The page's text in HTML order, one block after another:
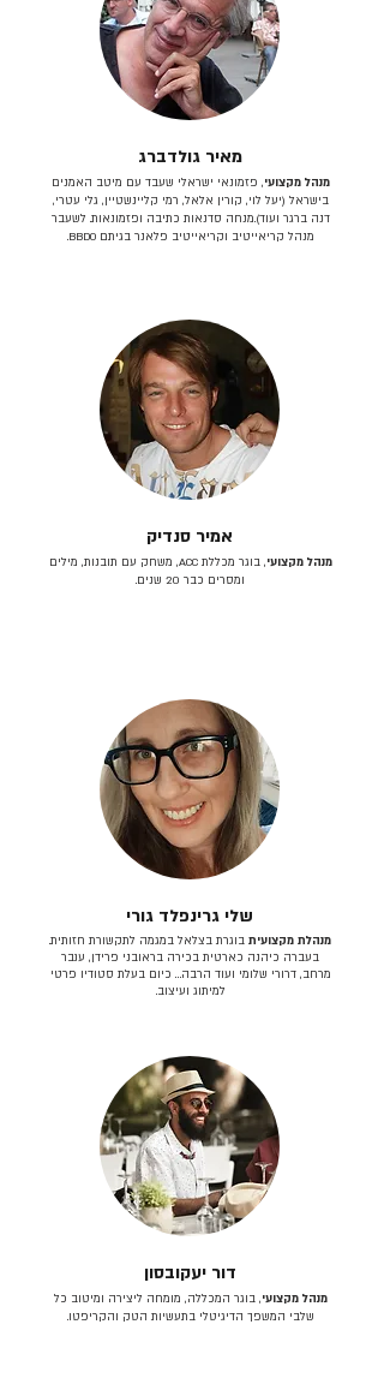
מאיר גולדברג
מנהל מקצועי, פזמונאי ישראלי שעבד עם מיטב האמנים
בישראל (יעל לוי, קורין אלאל, רמי קליינשטיין, גלי עטרי,
דנה ברגר ועוד).מנחה סדנאות כתיבה ופזמונאות. לשעבר
מנהל קריאייטיב וקריאייטיב פלאנר בגיתם BBDO.
אמיר סנדיק
מנהל מקצועי
, בוגר מכללת ACC, משחק עם תובנות, מילים
ומסרים כבר 20 שנים.
שלי גרינפלד גורי
מנהלת מקצועית בוגרת בצלאל במגמה לתקשורת חזותית.
בעברה כיהנה כארטית בכירה בראובני פרידן, ענבר
מרחב, דרורי שלומי ועוד הרבה… כיום בעלת סטודיו פרטי
למיתוג ועיצוב.
דור יעקובסון
מנהל מקצועי, בוגר המכללה, מומחה ליצירה ומיטוב כל
שלבי המשפך הדיגיטלי בתעשיות הטק והקריפטו.